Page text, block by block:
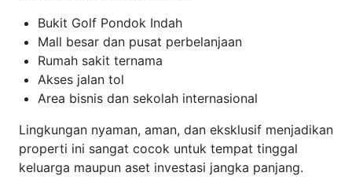
Bukit Golf Pondok Indah
Mall besar dan pusat perbelanjaan
Rumah sakit ternama
Akses jalan tol
Area bisnis dan sekolah internasional
Lingkungan nyaman, aman, dan eksklusif menjadikan
properti ini sangat cocok untuk tempat tinggal
keluarga maupun aset investasi jangka panjang.